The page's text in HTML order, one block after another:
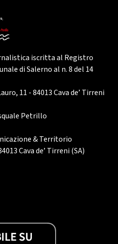
iscritta al Registro
di Salerno al n. 8 del 14
11 - 84013 Cava de’ Tirreni
Petrillo
& Territorio
Cava de’ Tirreni (SA)